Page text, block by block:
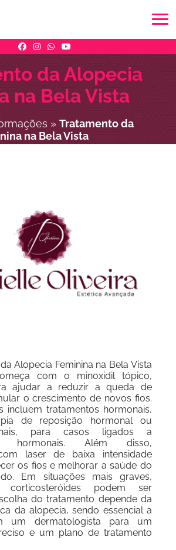
da Alopecia
na Bela Vista
»Tratamento da
na Bela Vista
Alopecia Feminina na Bela Vista
com o minoxidil tópico,
ajudar a reduzir a queda de
o crescimento de novos fios.
incluem tratamentos hormonais,
de reposição hormonal ou
para casos ligados a
hormonais. Além disso,
laser de baixa intensidade
os fios e melhorar a saúde do
Em situações mais graves,
corticosteróides podem ser
do tratamento depende da
da alopecia, sendo essencial a
um dermatologista para um
e um plano de tratamento